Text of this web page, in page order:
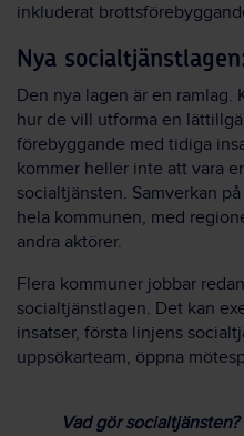
inkluderat
Nya
Den nya lagen är en ramlag.
hur de vill utforma en
förebyggande med tidiga
kommer heller inte att vara
socialtjänsten. Samverkan
hela kommunen, med
andra aktörer.
Flera kommuner jobbar
socialtjänstlagen. Det kan
insatser, första linjens
uppsökarteam, öppna
Vad gör socialtjänsten?